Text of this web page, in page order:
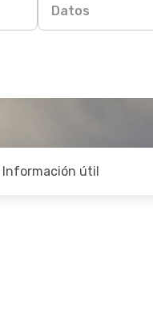
Datos
Información útil